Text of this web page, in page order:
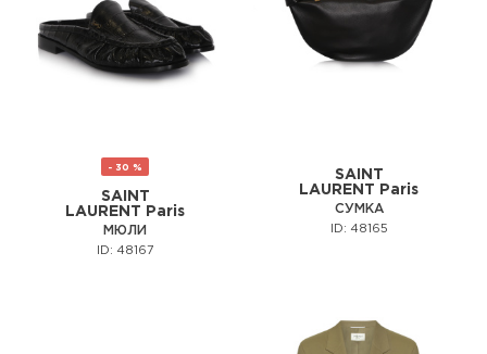
- 30 %
SAINT
LAURENT Paris
МЮЛИ
ID: 48167
SAINT
LAURENT Paris
СУМКА
ID: 48165